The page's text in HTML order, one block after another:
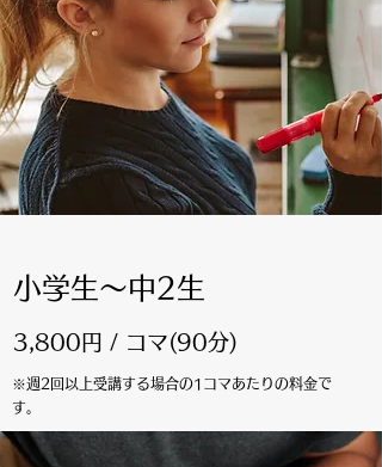
小学生～中2生
3,800円 / コマ(90分)
※週2回以上受講する場合の1コマあたりの料金で
す。